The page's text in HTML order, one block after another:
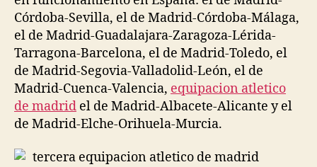
Córdoba-Sevilla, el de Madrid-Córdoba-Málaga,
el de Madrid-Guadalajara-Zaragoza-Lérida-
Tarragona-Barcelona, el de Madrid-Toledo, el
de Madrid-Segovia-Valladolid-León, el de
Madrid-Cuenca-Valencia, equipacion atletico
de madrid el de Madrid-Albacete-Alicante y el
de Madrid-Elche-Orihuela-Murcia.